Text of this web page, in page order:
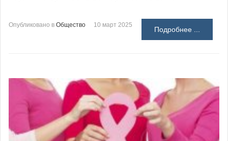
Опубликовано в Общество 10 март 2025
Подробнее ...